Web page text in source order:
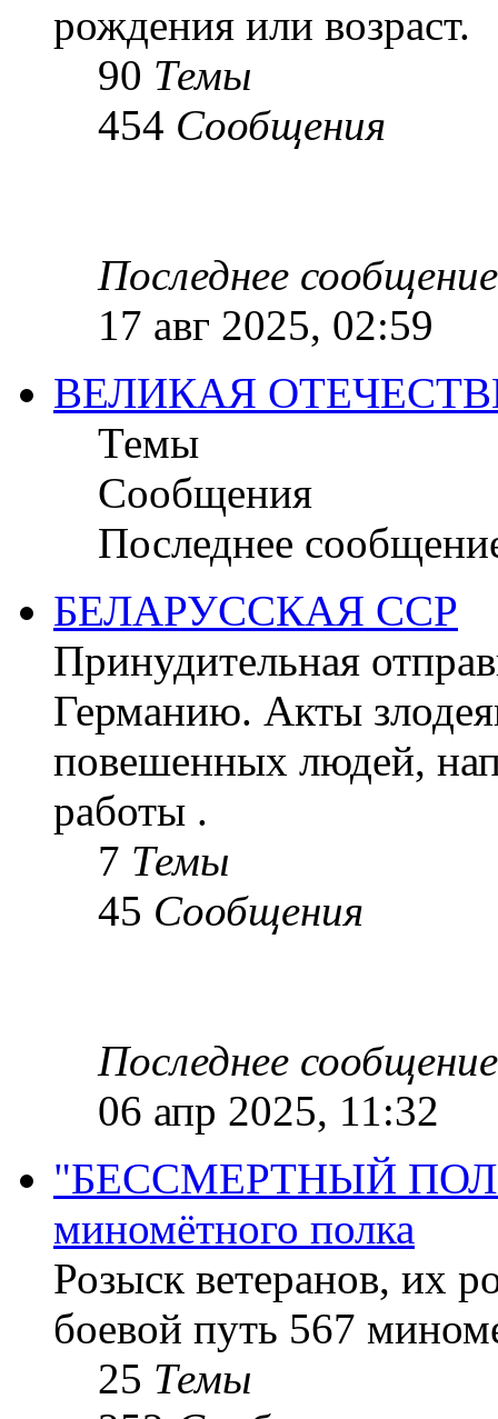
рождения или возраст.
90 Темы
454 Сообщения
Последнее сообщение
17 авг 2025, 02:59
ВЕЛИКАЯ
Темы
Сообщения
Последнее
БЕЛАРУССКАЯ ССР
Принудительная
Германию. Акты
повешенных людей,
работы .
7 Темы
45 Сообщения
Последнее сообщение
06 апр 2025, 11:32
"БЕССМЕРТНЫЙ ПОЛК
миномётного полка
Розыск ветеранов, их
боевой путь 567
25 Темы